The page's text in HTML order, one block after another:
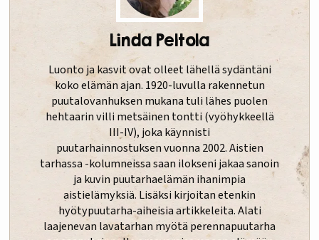
Linda Peltola
Luonto ja kasvit ovat olleet lähellä sydäntäni
koko elämän ajan. 1920-luvulla rakennetun
puutalovanhuksen mukana tuli lähes puolen
hehtaarin villi metsäinen tontti (vyöhykkeellä
III-IV), joka käynnisti
puutarhainnostuksen vuonna 2002. Aistien
tarhassa -kolumneissa saan ilokseni jakaa sanoin
ja kuvin puutarhaelämän ihanimpia
aistielämyksiä. Lisäksi kirjoitan etenkin
hyötypuutarha-aiheisia artikkeleita. Alati
laajenevan lavatarhan myötä perennapuutarha